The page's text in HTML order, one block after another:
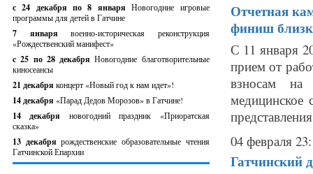
с 24 декабря по 8 январяНовогодние игровые
программы для детей в Гатчине
7 январявоенно-историческая реконструкция
«Рождественский манифест»
c 25 по 28 декабряНовогодние благотворительные
киносеансы
21 декабря концерт «Новый год к нам идет»!
14 декабря «Парад Дедов Морозов» в Гатчине!
14 декабря новогодний праздник «Приоратская
сказка»
13 декабрярождественские образовательные чтения
Гатчинской Епархии
Отчетная
финиш
С 11 января
прием от
взносам на
медицинское
04 февраля
Гатчинский